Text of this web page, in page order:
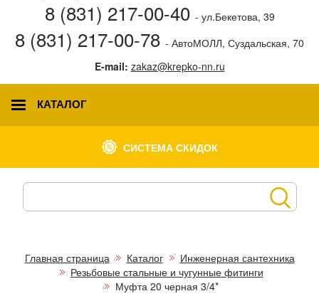
8 (831) 217-00-40 - ул.Бекетова, 39
8 (831) 217-00-78 - АвтоМОЛЛ, Суздальская, 70
E-mail: zakaz@krepko-nn.ru
КАТАЛОГ
СИСТЕМА СКИДОК
Главная страница Каталог
Инженерная сантехника
Резьбовые стальные и чугунные фитинги
Муфта 20 черная 3/4*